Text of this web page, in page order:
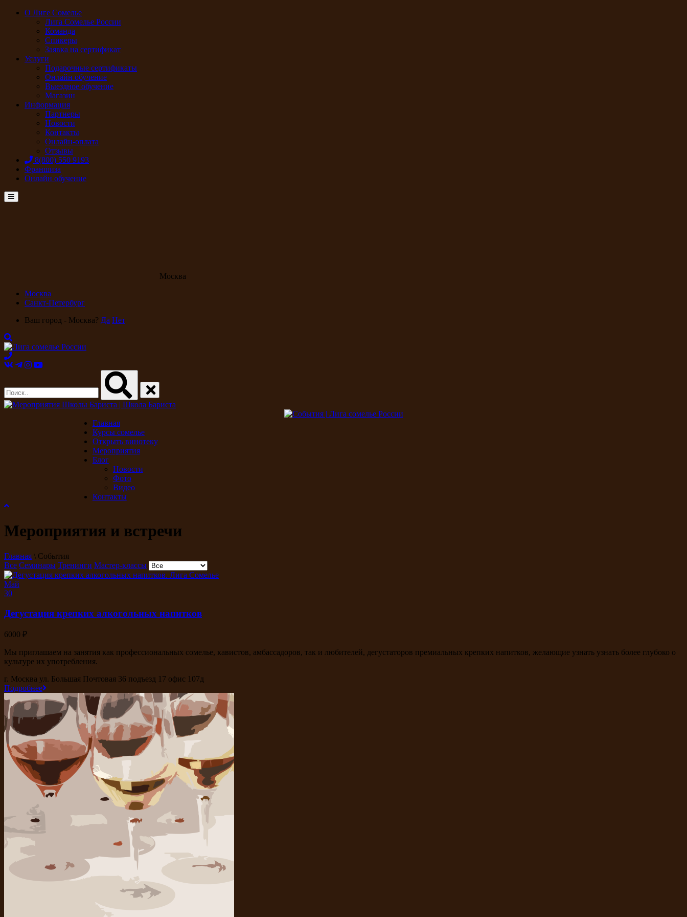
О Лиге Сомелье
Лига Сомелье России
Команда
Спикеры
Заявка на сертификат
Услуги
Подарочные сертификаты
Онлайн обучение
Выездное обучение
Магазин
Информация
Партнеры
Новости
Контакты
Онлайн-оплата
Отзывы
8(800) 550 9193
Франшиза
Онлайн обучение
Menu
Москва
Москва
Санкт-Петербург
Ваш город - Москва? Да Нет
Главная
Курсы сомелье
Открыть винотеку
Мероприятия
Блог
Новости
Фото
Видео
Контакты
Мероприятия и встречи
Главная \ События
Все Семинары Тренинги Мастер-классы
Май
30
Дегустация крепких алкогольных напитков
6000 ₽
Мы приглашаем на занятия как профессиональных сомелье, кавистов, амбассадоров, так и любителей, дегустаторов премиальных крепких напитков, желающие узнать узнать более глубоко о
культуре их употребления.
г. Москва ул. Б ольшая Почтовая 36 подъезд 17 офис 107д
Подробнее